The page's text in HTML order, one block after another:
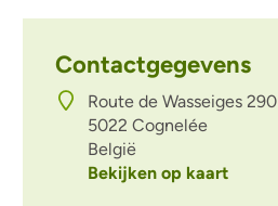
Contactgegevens
Route de Wasseiges 290
5022 Cognelée
België
Bekijken op kaart